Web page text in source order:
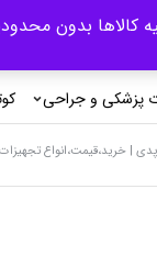
پزشکی و جراحی
| خرید،قیمت،انواع
کالاها بدون